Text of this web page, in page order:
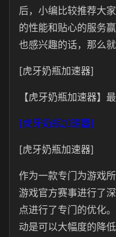
后，小编比较推荐大
的性能和贴心的服务
也感兴趣的话，那么
[虎牙奶瓶加速器]
【虎牙奶瓶加速器】
[虎牙奶瓶加速器]
[虎牙奶瓶加速器]
作为一款专门为游戏
游戏官方赛事进行了
点进行了专门的优化
动是可以大幅度的降